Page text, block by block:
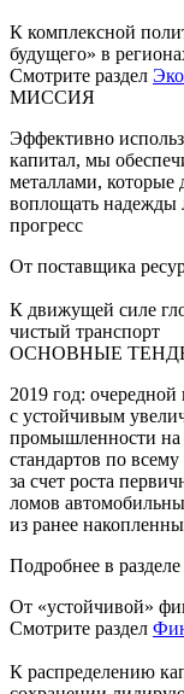
К комплексной
будущего» в
Смотрите раздел
МИССИЯ
Эффективно
капитал, мы
металлами,
воплощать надежды
прогресс
От поставщика
К движущей силе
чистый транспорт
ОСНОВНЫЕ
2019 год: очередной
с устойчивым
промышленности на
стандартов по
за счет роста
ломов
из ранее
Подробнее в разделе
От «устойчивой»
Смотрите раздел
К распределению